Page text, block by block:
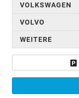
VOLKSWAGEN
VOLVO
WEITERE